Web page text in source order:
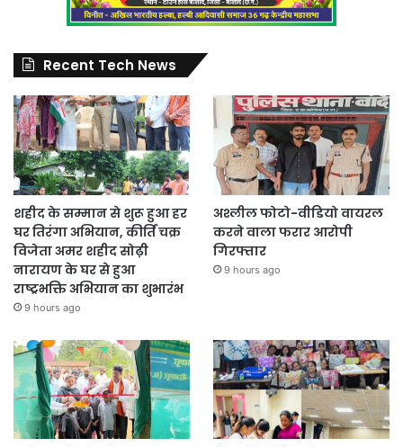
Recent Tech News
शहीद के सम्मान से शुरू हुआ हर
घर तिरंगा अभियान, कीर्ति चक्र
विजेता अमर शहीद सोढ़ी
नारायण के घर से हुआ
राष्ट्रभक्ति अभियान का शुभारंभ
9 hours ago
अश्लील फोटो-वीडियो वायरल
करने वाला फरार आरोपी
गिरफ्तार
9 hours ago